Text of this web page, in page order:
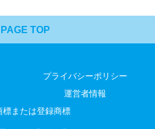
PAGE TOP
プライバシーポリシー
運営者情報
標または登録商標